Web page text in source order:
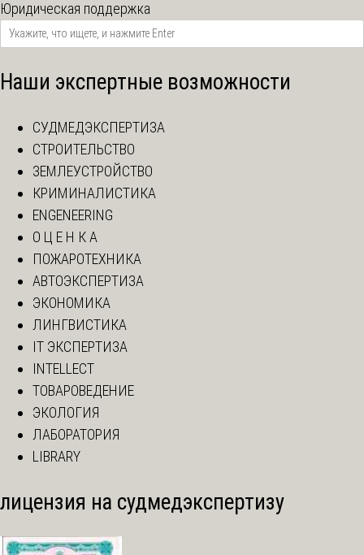
Юридическая поддержка
Наши экспертные возможности
СУДМЕДЭКСПЕРТИЗА
СТРОИТЕЛЬСТВО
ЗЕМЛЕУСТРОЙСТВО
КРИМИНАЛИСТИКА
ENGENEERING
О Ц Е Н К А
ПОЖАРОТЕХНИКА
АВТОЭКСПЕРТИЗА
ЭКОНОМИКА
ЛИНГВИСТИКА
IT ЭКСПЕРТИЗА
INTELLECT
ТОВАРОВЕДЕНИЕ
ЭКОЛОГИЯ
ЛАБОРАТОРИЯ
LIBRARY
лицензия на судмедэкспертизу